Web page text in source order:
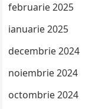
februarie 2025
ianuarie 2025
decembrie 2024
noiembrie 2024
octombrie 2024